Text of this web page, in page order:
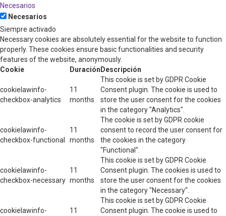
Necesarios
Necesarios
Siempre activado
Necessary cookies are absolutely essential for the website to function
properly. These cookies ensure basic functionalities and security
features of the website, anonymously.
Cookie
Duración Descripción
cookielawinfo-
checkbox-analytics
11
months
This cookie is set by GDPR Cookie
Consent plugin. The cookie is used to
store the user consent for the cookies
in the category "Analytics".
cookielawinfo-
checkbox-functional
11
months
The cookie is set by GDPR cookie
consent to record the user consent for
the cookies in the category
"Functional".
cookielawinfo-
checkbox-necessary
11
months
This cookie is set by GDPR Cookie
Consent plugin. The cookies is used to
store the user consent for the cookies
in the category "Necessary".
cookielawinfo-
11
This cookie is set by GDPR Cookie
Consent plugin. The cookie is used to